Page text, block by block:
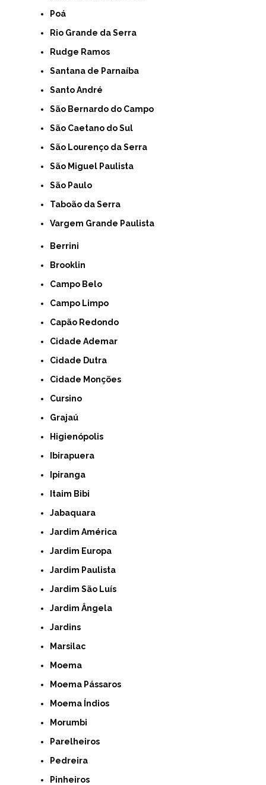
Poá
Rio Grande da Serra
Rudge Ramos
Santana de Parnaíba
Santo André
São Bernardo do Campo
São Caetano do Sul
São Lourenço da Serra
São Miguel Paulista
São Paulo
Taboão da Serra
Vargem Grande Paulista
Berrini
Brooklin
Campo Belo
Campo Limpo
Capão Redondo
Cidade Ademar
Cidade Dutra
Cidade Monções
Cursino
Grajaú
Higienópolis
Ibirapuera
Ipiranga
Itaim Bibi
Jabaquara
Jardim América
Jardim Europa
Jardim Paulista
Jardim São Luís
Jardim Ângela
Jardins
Marsilac
Moema
Moema Pássaros
Moema Índios
Morumbi
Parelheiros
Pedreira
Pinheiros